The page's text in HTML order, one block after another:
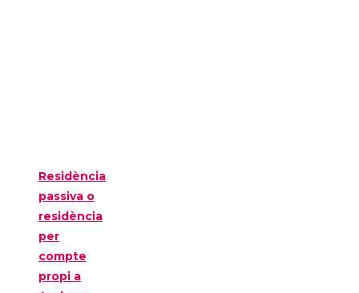
Residència
passiva o
residència
per
compte
propi a